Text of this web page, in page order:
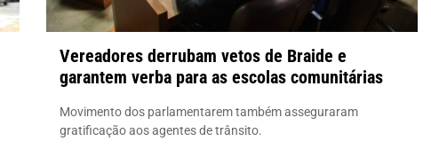
Vereadores derrubam vetos de Braide e
garantem verba para as escolas comunitárias
Movimento dos parlamentarem também asseguraram
gratificação aos agentes de trânsito.